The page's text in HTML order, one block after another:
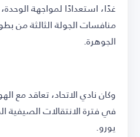
منافسات الجولة الثالثة من
الجوهرة.
وكان نادي الاتحاد، تعاقد مع
يورو.